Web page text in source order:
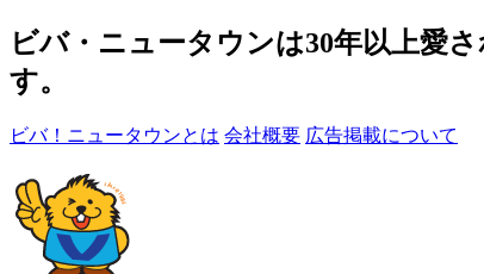
ビバ・ニュータウンは30年以上愛
す。
ビバ！ニュータウンとは 会社概要 広告掲載について